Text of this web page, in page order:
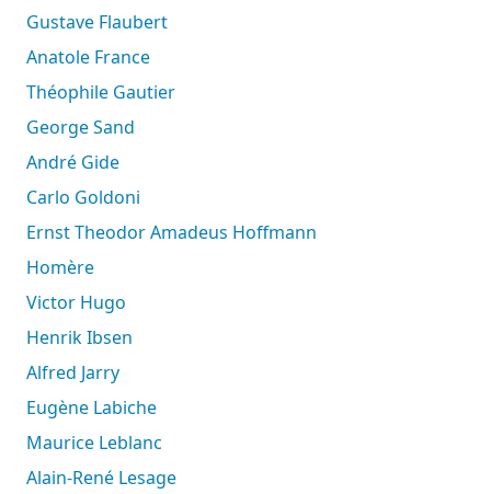
Gustave Flaubert
Anatole France
Théophile Gautier
George Sand
André Gide
Carlo Goldoni
Ernst Theodor Amadeus Hoffmann
Homère
Victor Hugo
Henrik Ibsen
Alfred Jarry
Eugène Labiche
Maurice Leblanc
Alain-René Lesage